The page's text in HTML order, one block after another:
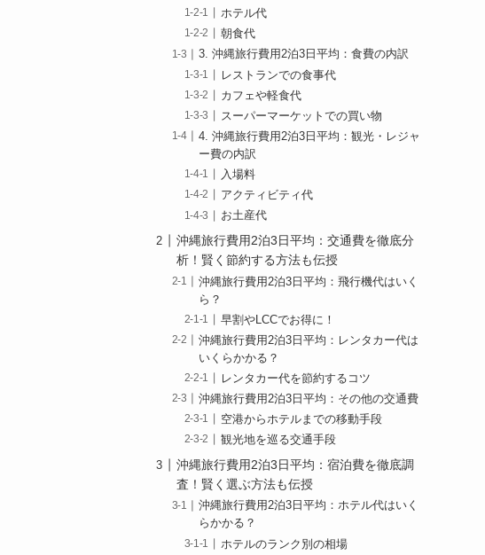
ホテル代
朝食代
3. 沖縄旅行費用2泊3日平均：食費の内訳
レストランでの食事代
カフェや軽食代
スーパーマーケットでの買い物
4. 沖縄旅行費用2泊3日平均：観光・レジャ
ー費の内訳
入場料
アクティビティ代
お土産代
沖縄旅行費用2泊3日平均：交通費を徹底分
析！賢く節約する方法も伝授
沖縄旅行費用2泊3日平均：飛行機代はいく
ら？
早割やLCCでお得に！
沖縄旅行費用2泊3日平均：レンタカー代は
いくらかかる？
レンタカー代を節約するコツ
沖縄旅行費用2泊3日平均：その他の交通費
空港からホテルまでの移動手段
観光地を巡る交通手段
沖縄旅行費用2泊3日平均：宿泊費を徹底調
査！賢く選ぶ方法も伝授
沖縄旅行費用2泊3日平均：ホテル代はいく
らかかる？
ホテルのランク別の相場